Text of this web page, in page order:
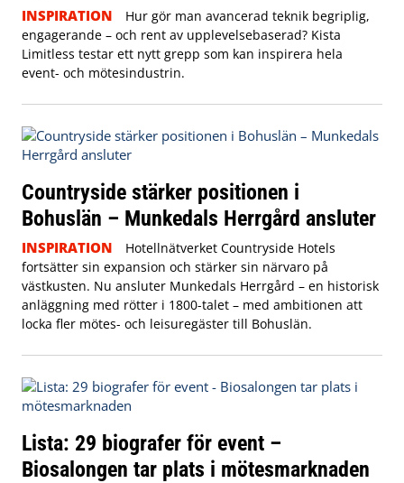
INSPIRATION
Hur gör man avancerad teknik begriplig,
engagerande – och rent av upplevelsebaserad? Kista
Limitless testar ett nytt grepp som kan inspirera hela
event- och mötesindustrin.
Countryside stärker positionen i
Bohuslän – Munkedals Herrgård ansluter
INSPIRATION
Hotellnätverket Countryside Hotels
fortsätter sin expansion och stärker sin närvaro på
västkusten. Nu ansluter Munkedals Herrgård – en historisk
anläggning med rötter i 1800-talet – med ambitionen att
locka fler mötes- och leisuregäster till Bohuslän.
Lista: 29 biografer för event –
Biosalongen tar plats i mötesmarknaden